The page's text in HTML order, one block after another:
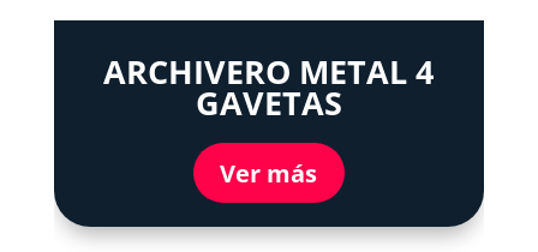
ARCHIVERO METAL 4
GAVETAS
Ver más